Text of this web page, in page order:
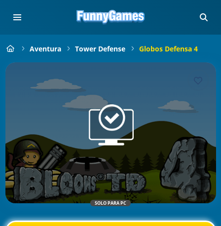
Aventura Tower Defense Globos Defensa 4
SOLO PARA PC